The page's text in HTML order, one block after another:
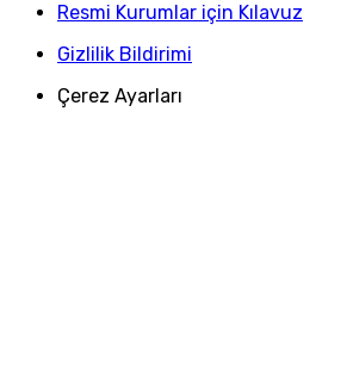
Resmi Kurumlar için Kılavuz
Gizlilik Bildirimi
Çerez Ayarları